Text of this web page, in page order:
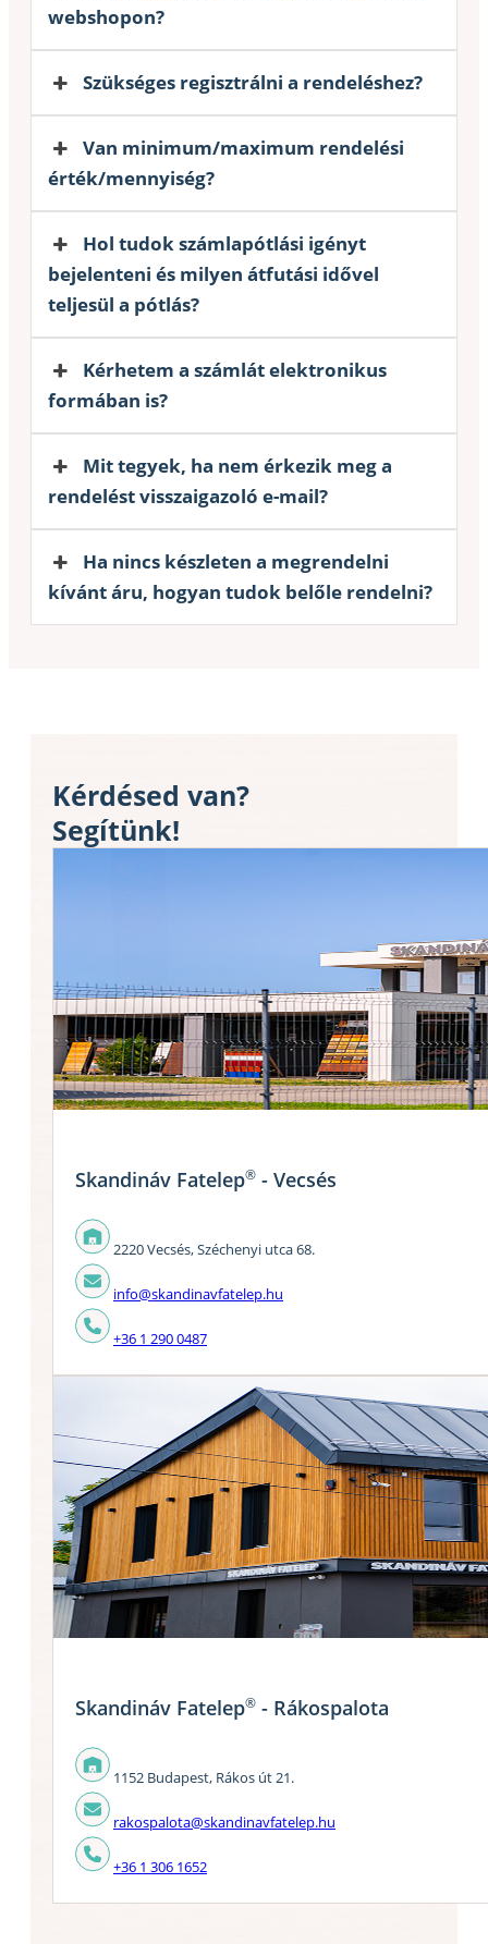
webshopon?
Szükséges regisztrálni a rendeléshez?
Van minimum/maximum rendelési
érték/mennyiség?
Hol tudok számlapótlási igényt
bejelenteni és milyen átfutási idővel
teljesül a pótlás?
Kérhetem a számlát elektronikus
formában is?
Mit tegyek, ha nem érkezik meg a
rendelést visszaigazoló e-mail?
Ha nincs készleten a megrendelni
kívánt áru, hogyan tudok belőle rendelni?
Kérdésed van?
Segítünk!
Skandináv Fatelep® - Vecsés
2220 Vecsés, Széchenyi utca 68.
info@skandinavfatelep.hu
+36 1 290 0487
Skandináv Fatelep® - Rákospalota
1152 Budapest, Rákos út 21.
rakospalota@skandinavfatelep.hu
+36 1 306 1652